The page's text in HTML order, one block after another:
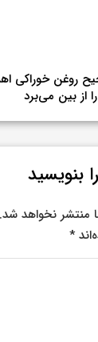
روغن خوراکی
از بین می‌برد
بنویسید
منتشر نخواهد شد.
*